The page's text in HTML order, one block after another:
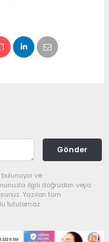
Gönder
bulunuyor ve
ilgili doğrudan veya
Yazılan tüm
tutulamaz.